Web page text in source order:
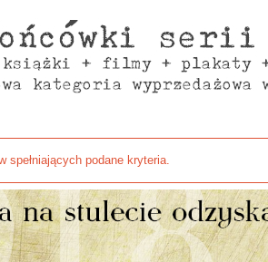
spełniających podane kryteria.